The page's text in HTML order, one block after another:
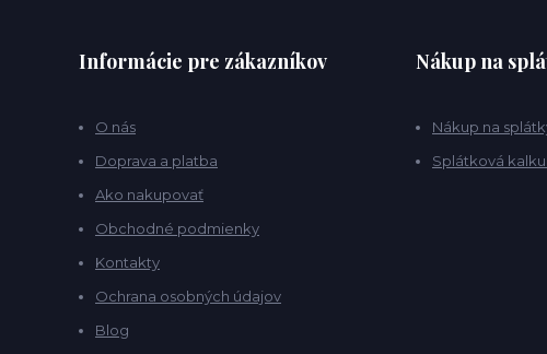
Informácie pre zákazníkov
O nás
Doprava a platba
Ako nakupovať
Obchodné podmienky
Kontakty
Ochrana osobných údajov
Blog
Nákup na
Nákup na
Splátková